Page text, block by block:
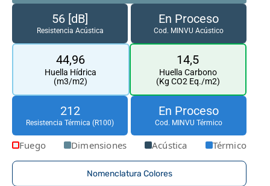
56 [dB]
Resistencia Acústica
En Proceso
Cod. MINVU Acústico
44,96
Huella Hídrica
(m3/m2)
14,5
Huella Carbono
(Kg CO2 Eq./m2)
212
Resistencia Térmica (R100)
En Proceso
Cod. MINVU Térmico
Fuego Dimensiones Acústica Térmico
Nomenclatura Colores